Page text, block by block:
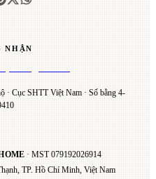
NHẬN
Cục SHTT Việt Nam · Số bằng 4-
· MST079192026914
TP. Hồ Chí Minh, Việt Nam